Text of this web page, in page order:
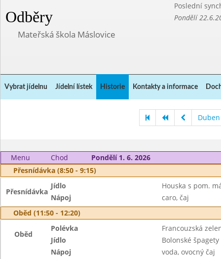
Odběry
Poslední
Pondělí
Mateřská škola Máslovice
Vybrat jídelnu Jídelní lístek Historie Kontakty a informace
Menu Chod
Pondělí 1. 6. 2026
Přesnídávka (8:50 - 9:15)
Přesnídávka
Jídlo
Houska s pom.
Nápoj
caro, čaj
Oběd (11:50 - 12:20)
Oběd
Polévka
Francouzská
Jídlo
Bolonské špagety
Nápoj
voda, ovocný čaj